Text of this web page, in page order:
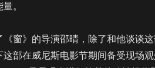
。
窗》的导演邵晴，除了和他谈谈
部在威尼斯电影节期间备受现场